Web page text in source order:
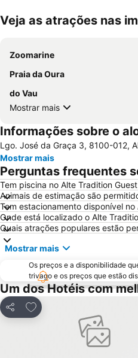
Veja as atrações nas
Zoomarine
Praia da Oura
do Vau
Mostrar mais
Informações sobre o
Lgo. José da Graça 3, 8100-012,
Mostrar mais
Perguntas frequentes
Tem piscina no Alte Tradition
Animais de estimação são
Tem estacionamento disponível no
Onde está localizado o Alte
Quais atrações populares estão
Mostrar mais
Os preços e a disponibilidade
trivago e os preços que estão
Um dos Hotéis com
Partilhar
Adicionar aos favoritos